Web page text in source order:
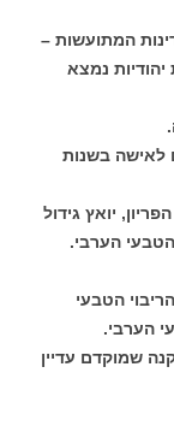
המתועשות –
יהודיות נמצא
הערבי צנח מלמעלה מ-9 ילדים לאישה בשנות
יואץ גידול
הטבעי הערבי.
מעבר ל-80%, עקב הריבוי הטבעי
הערבי.
שמוקדם עדיין